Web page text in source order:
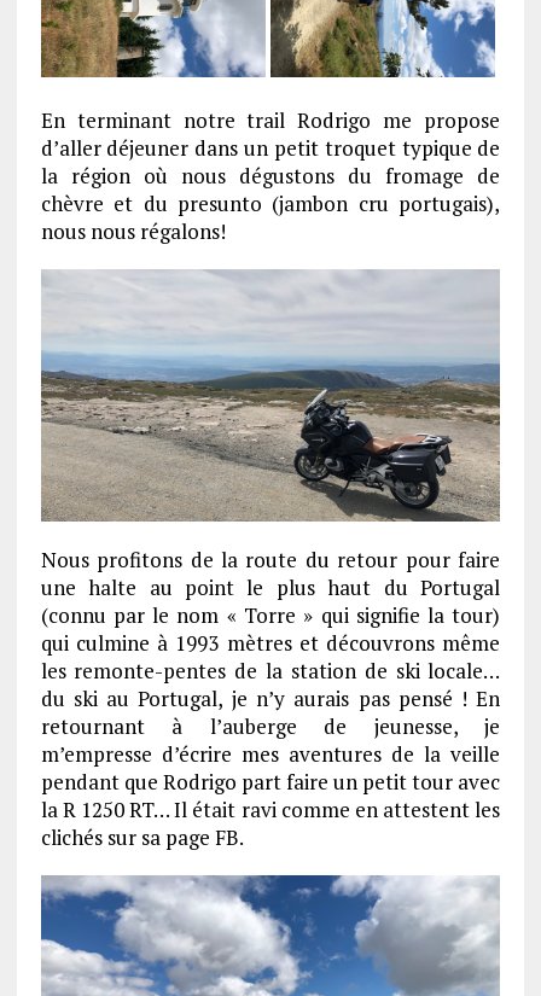
En terminant notre trail Rodrigo me propose
d’aller déjeuner dans un petit troquet typique de
la région où nous dégustons du fromage de
chèvre et du presunto (jambon cru portugais),
nous nous régalons!
Nous profitons de la route du retour pour faire
une halte au point le plus haut du Portugal
(connu par le nom « Torre » qui signifie la tour)
qui culmine à 1993 mètres et découvrons même
les remonte-pentes de la station de ski locale…
du ski au Portugal, je n’y aurais pas pensé ! En
retournant à l’auberge de jeunesse, je
m’empresse d’écrire mes aventures de la veille
pendant que Rodrigo part faire un petit tour avec
la R 1250 RT… Il était ravi comme en attestent les
clichés sur sa page FB.